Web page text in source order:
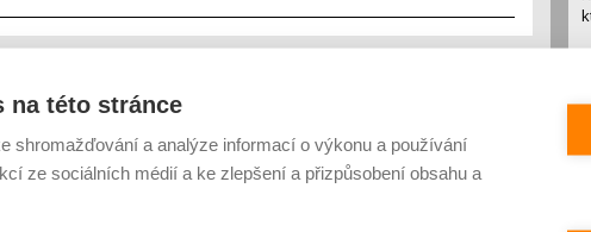
na této stránce
shromažďování a analýze informací o výkonu a používání
ze sociálních médií a ke zlepšení a přizpůsobení obsahu a